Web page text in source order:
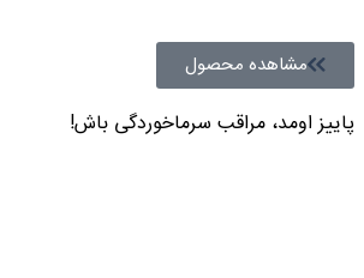
مشاهده محصول
پاییز اومد، مراقب سرماخوردگی باش!